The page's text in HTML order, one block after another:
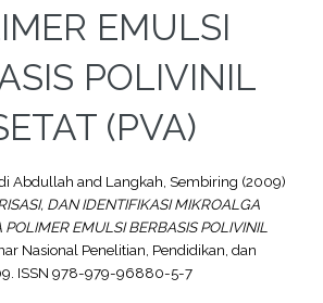
EMULSI
POLIVINIL
(PVA)
Abdullah and Langkah, Sembiring (2009)
DAN IDENTIFIKASI MIKROALGA
EMULSI BERBASIS POLIVINIL
Nasional Penelitian, Pendidikan, dan
ISSN 978-979-96880-5-7